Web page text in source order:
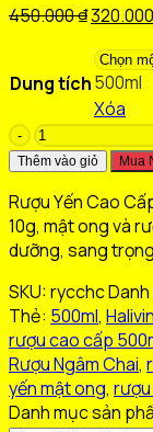
450.000₫Giá
là:
450.000
320.000
Dung tích500ml
Xóa
Rượu
Yến
Cấp
HALIWINE
Chai
số
lượng
Thêm vào giỏ Mua
Rượu Yến Cao
10g, mật ong và
dưỡng, sang
SKU:rycchc
Thẻ: 500ml,
rượu cao cấp
Rượu Ngâm Chai,
yến mật ong,
Danh mục sản